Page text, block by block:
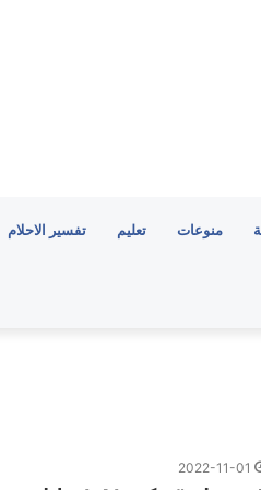
منوعات تعليم تفسير الاحلام
2022-11-01